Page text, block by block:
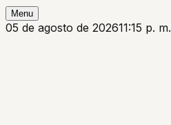
Menu
05 de agosto de 202611:15 p. m.